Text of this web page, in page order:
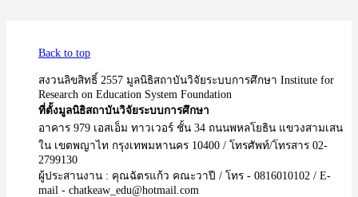
Back to top
สงวนลิขสิทธิ์ 2557 มูลนิธิสถาบันวิจัยระบบการศึกษา Institute for
Research on Education System Foundation
ที่ตั้งมูลนิธิสถาบันวิจัยระบบการศึกษา
อาคาร 979 เอสเอ็ม ทาวเวอร์ ชั้น 34 ถนนพหลโยธิน แขวงสามเสน
ใน เขตพญาไท กรุงเทพมหานคร 10400 / โทรศัพท์/โทรสาร 02-
2799130
ผู้ประสานงาน : คุณฉัตรแก้ว คณะวาปี / โทร - 0816010102 / E-
mail - chatkeaw_edu@hotmail.com